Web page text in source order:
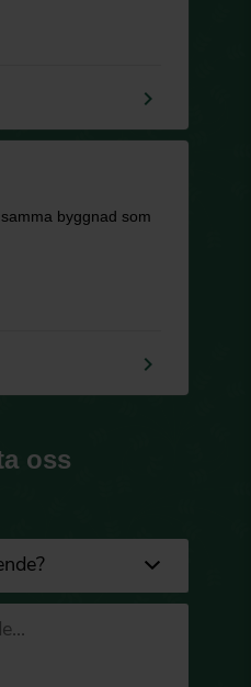
keyboard_arrow_right
byggnad som
keyboard_arrow_right
oss